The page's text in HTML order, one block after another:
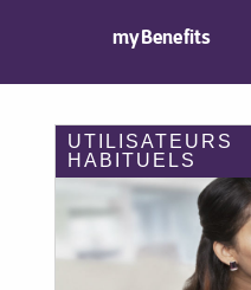
myBenefits
UTILISATEURS
HABITUELS